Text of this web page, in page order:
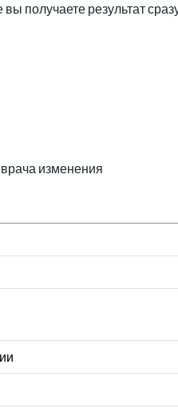
получаете результат
изменения